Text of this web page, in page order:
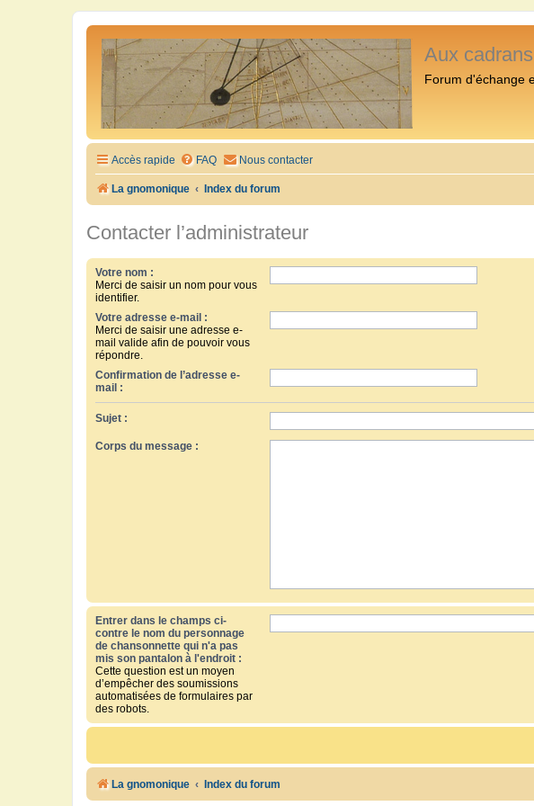
Aux
Forum d'échange
Accès rapide FAQ Nous contacter
La gnomonique Index du forum
Contacter l’administrateur
Votre nom :
Merci de saisir un nom pour vous
identifier.
Votre adresse e-mail :
Merci de saisir une adresse e-
mail valide afin de pouvoir vous
répondre.
Confirmation de l’adresse e-
mail :
Sujet :
Corps du message :
Entrer dans le champs ci-
contre le nom du personnage
de chansonnette qui n'a pas
mis son pantalon à l'endroit :
Cette question est un moyen
d’empêcher des soumissions
automatisées de formulaires par
des robots.
La gnomonique Index du forum